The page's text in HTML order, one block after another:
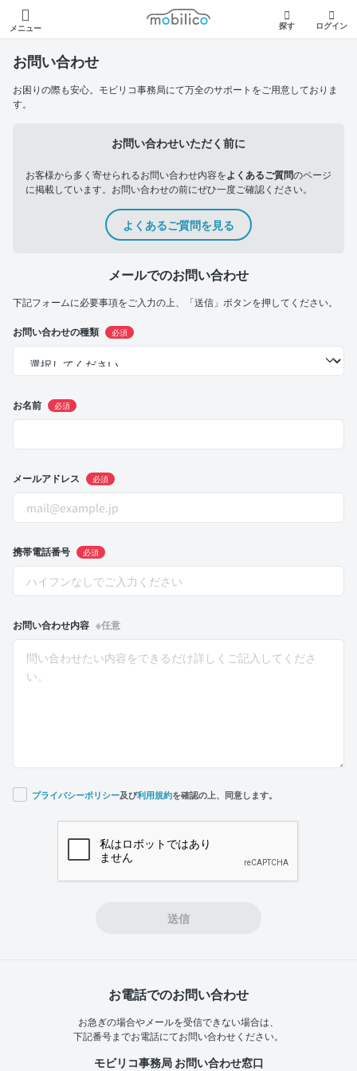
メニュー
モビリコ
探す ログイン
お問い合わせ
お困りの際も安心。モビリコ事務局にて万全のサポートをご用意しておりま
す。
お問い合わせいただく前に
お客様から多く寄せられるお問い合わせ内容をよくあるご質問のページ
に掲載しています。お問い合わせの前にぜひ一度ご確認ください。
よくあるご質問を見る
メールでのお問い合わせ
下記フォームに必要事項をご入力の上、「送信」ボタンを押してください。
お問い合わせの種類 必須
お名前 必須
メールアドレス 必須
携帯電話番号 必須
お問い合わせ内容 ※任意
プライバシーポリシー及び利用規約を確認の上、同意します。
送信
お電話でのお問い合わせ
お急ぎの場合やメールを受信できない場合は、
下記番号までお電話にてお問い合わせください。
モビリコ事務局 お問い合わせ窓口